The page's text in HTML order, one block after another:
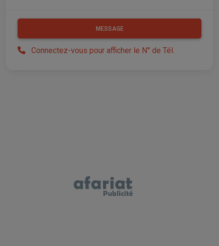
MESSAGE
Connectez-vous pour afficher le N° de Tél.